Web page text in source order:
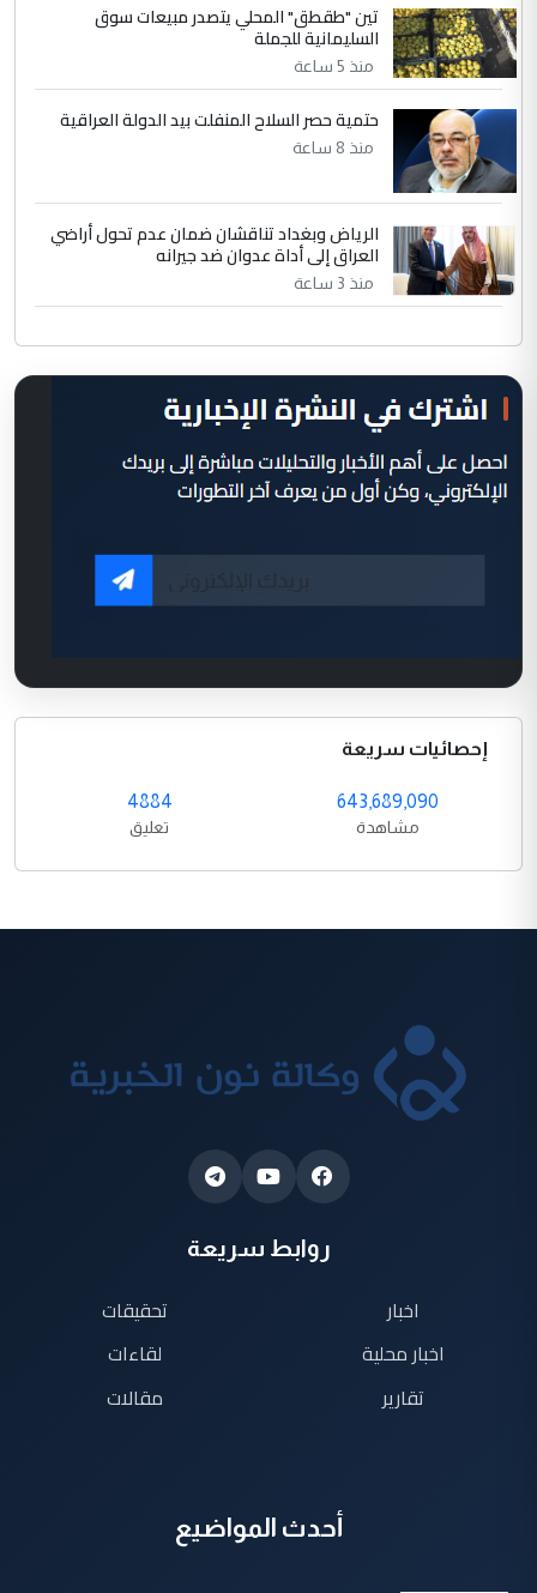
تين "طقطق" المحلي يتصدر مبيعات سوق
السليمانية للجملة
منذ 5 ساعة
حتمية حصر السلاح المنفلت بيد الدولة العراقية
منذ 8 ساعة
الرياض وبغداد تناقشان ضمان عدم تحول أراضي
العراق إلى أداة عدوان ضد جيرانه
منذ 3 ساعة
إحصائيات سريعة
643,689,090
مشاهدة
4884
تعليق
روابط سريعة
اخبار
اخبار محلية
تقارير
تحقيقات
لقاءات
مقالات
أحدث المواضيع